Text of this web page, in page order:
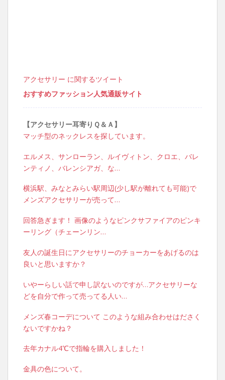
アクセサリー に関するツイート
おすすめファッション人気通販サイト
【アクセサリー耳寄りＱ＆Ａ】
マッチ型のネックレスを探しています。
エルメス、サンローラン、ルイヴィトン、クロエ、バレ
ンティノ、バレンシアガ、な…
横浜駅、みなとみらい駅周辺(少し駅が離れても可能)で
メンズアクセサリーが売って…
回答急ぎます！ 画像のようなピンクサファイアのピンキ
ーリング（チェーンリン…
友人の誕生日にアクセサリーのチョーカーをあげるのは
良いと思いますか？
いやーらしい話で申し訳ないのですが…アクセサリーな
どを自分で作って売ってる人い…
メンズ春コーデについて このような組み合わせはださく
ないですかね？
去年カナル4℃で指輪を購入しました！
金具の色について。